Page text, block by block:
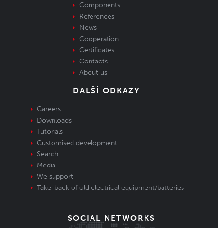
Components
References
News
Cooperation
Certificates
Contacts
About us
DALŠÍ ODKAZY
Careers
Downloads
Tutorials
Customised development
Search
Media
We support
Take-back of old electrical equipment/batteries
SOCIAL NETWORKS